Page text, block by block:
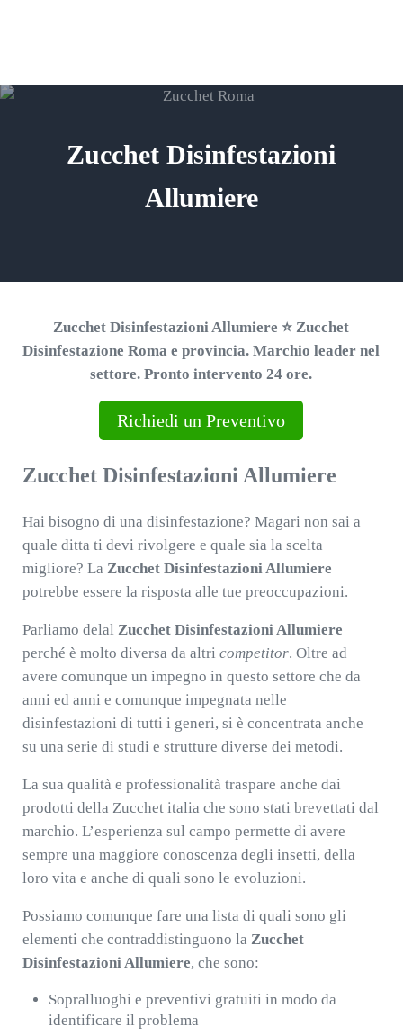
Zucchet Disinfestazioni
Allumiere
Zucchet Disinfestazioni Allumiere ⭐ Zucchet
Disinfestazione Roma e provincia. Marchio leader nel
settore. Pronto intervento 24 ore.
Richiedi un Preventivo
Zucchet Disinfestazioni Allumiere
Hai bisogno di una disinfestazione? Magari non sai a
quale ditta ti devi rivolgere e quale sia la scelta
migliore? La Zucchet Disinfestazioni Allumiere
potrebbe essere la risposta alle tue preoccupazioni.
Parliamo delal Zucchet Disinfestazioni Allumiere
perché è molto diversa da altri competitor. Oltre ad
avere comunque un impegno in questo settore che da
anni ed anni e comunque impegnata nelle
disinfestazioni di tutti i generi, si è concentrata anche
su una serie di studi e strutture diverse dei metodi.
La sua qualità e professionalità traspare anche dai
prodotti della Zucchet italia che sono stati brevettati dal
marchio. L’esperienza sul campo permette di avere
sempre una maggiore conoscenza degli insetti, della
loro vita e anche di quali sono le evoluzioni.
Possiamo comunque fare una lista di quali sono gli
elementi che contraddistinguono la Zucchet
Disinfestazioni Allumiere, che sono:
Sopralluoghi e preventivi gratuiti in modo da
identificare il problema